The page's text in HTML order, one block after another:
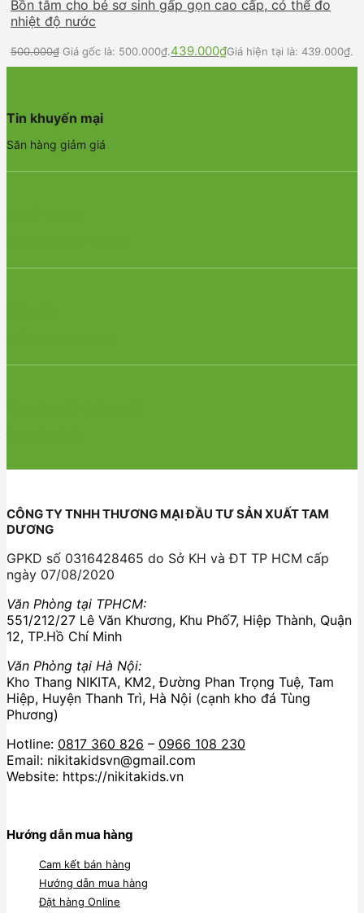
Bồn tắm cho bé sơ sinh gấp gọn cao cấp, có thể đo
nhiệt độ nước
500.000₫ Giá gốc là: 500.000₫.439.000₫Giá hiện tại là: 439.000₫.
Tin khuyến mại
Săn hàng giảm giá
CÔNG TY TNHH THƯƠNG MẠI ĐẦU TƯ SẢN XUẤT TAM
DƯƠNG
GPKD số 0316428465 do Sở KH và ĐT TP HCM cấp
ngày 07/08/2020
Văn Phòng tại TPHCM:
551/212/27 Lê Văn Khương, Khu Phố7, Hiệp Thành, Quận
12, TP.Hồ Chí Minh
Văn Phòng tại Hà Nội:
Kho Thang NIKITA, KM2, Đường Phan Trọng Tuệ, Tam
Hiệp, Huyện Thanh Trì, Hà Nội (cạnh kho đá Tùng
Phương)
Hotline: 0817 360 826 – 0966 108 230
Email: nikitakidsvn@gmail.com
Website: https://nikitakids.vn
Hướng dẫn mua hàng
Cam kết bán hàng
Hướng dẫn mua hàng
Đặt hàng Online